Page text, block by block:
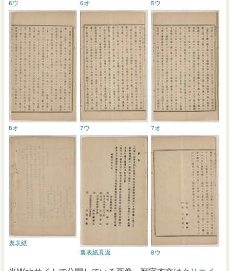
5ウ
6オ
6ウ
7オ
7ウ
8オ
8ウ
裏表紙見返
裏表紙